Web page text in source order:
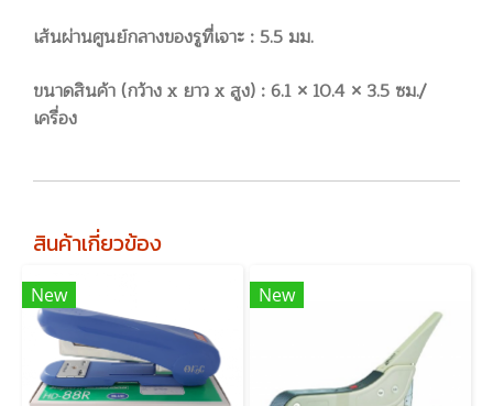
เส้นผ่านศูนย์กลางของรูที่เจาะ : 5.5 มม.
ขนาดสินค้า (กว้าง x ยาว x สูง) : 6.1 × 10.4 × 3.5 ซม./
เครื่อง
สินค้าเกี่ยวข้อง
New New